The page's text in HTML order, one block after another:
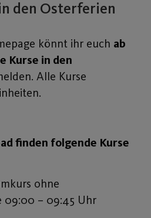
den Osterferien
könnt ihr euch ab
Kurse in den
Alle Kurse
finden folgende Kurse
ohne
09:00 – 09:45 Uhr